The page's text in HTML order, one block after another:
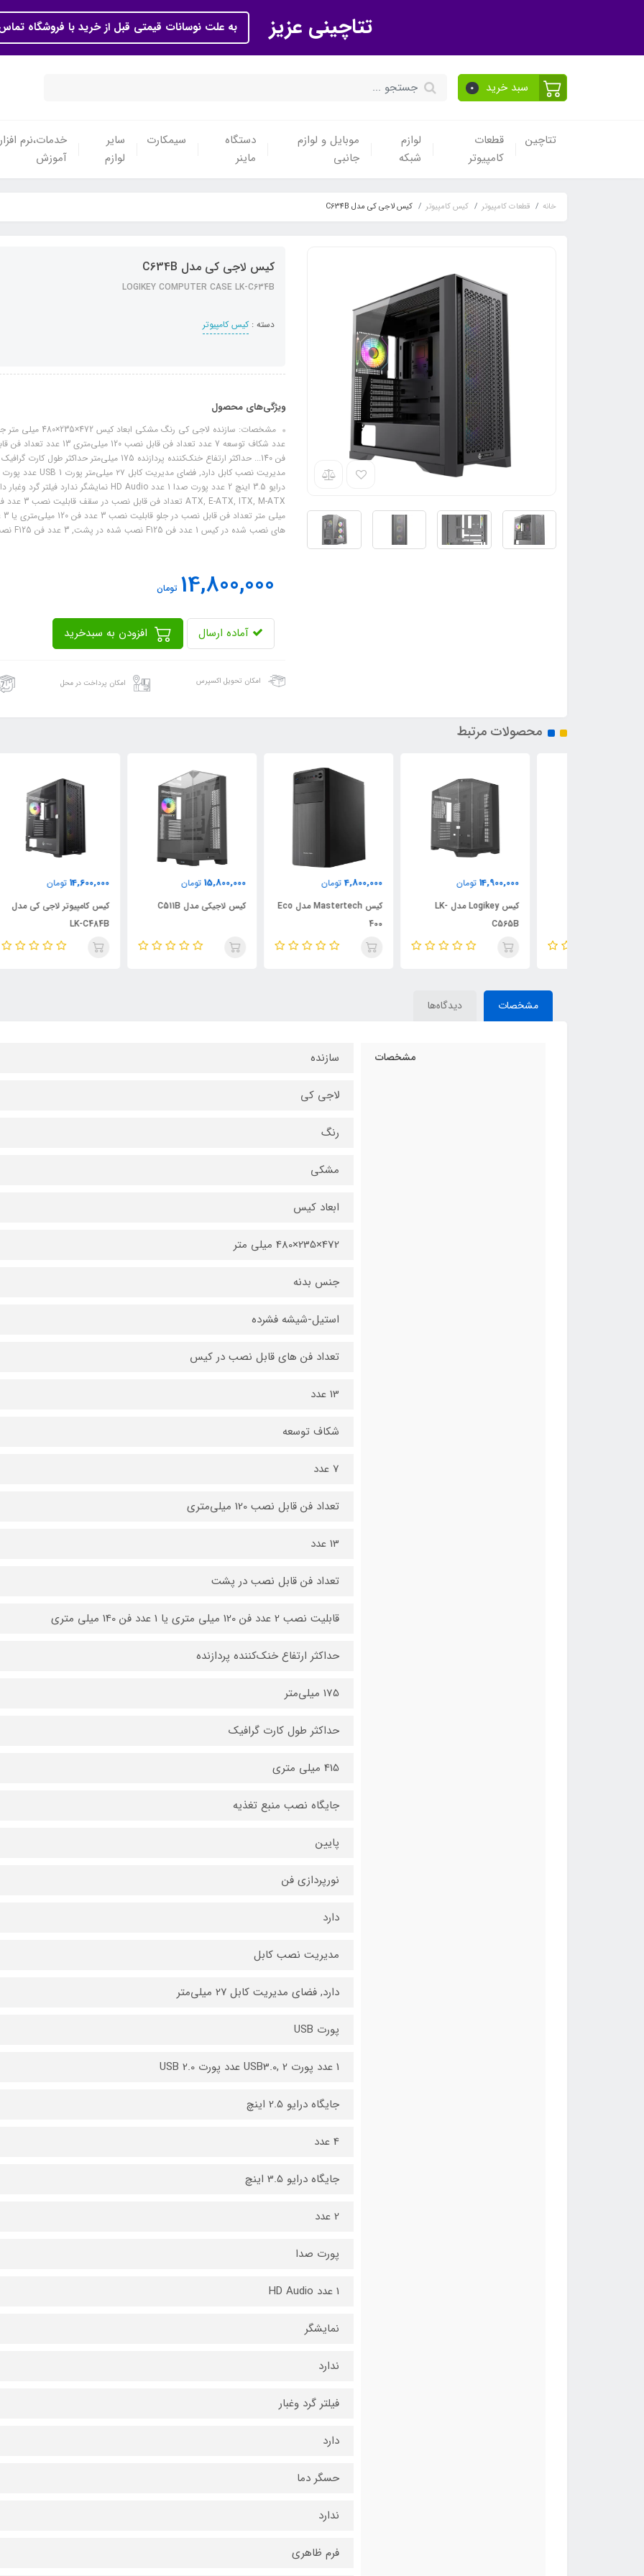
تتاچینی عزیز به علت نوسانات قیمتی قبل از خرید با فروشگاه
سبد خرید 0
تتاچین
قطعات
کامپیوتر
لوازم
شبکه
موبایل و لوازم
جانبی
دستگاه
ماینر
سیمکارت
سایر
لوازم
خدمات،نرم
آموزش
خانه قطعات کامپیوتر کیس کامپیوتر کیس لاجی کی مدل C634B
کیس لاجی کی مدل C634B
LOGIKEY COMPUTER CASE LK-C634B
دسته :کیس کامپیوتر
ویژگی‌های محصول
های نصب شده در کیس 1 عدد فن F125 نصب شده در پشت, 3 عدد فن F125 نصب شد...
14,800,000 تومان
آماده ارسال
امکان تحویل اکسپرس امکان پرداخت در محل
محصولات مرتبط
14,900,000 تومان
کیس Logikey مدل LK-
4,800,000 تومان
کیس Mastertech مدل Eco
15,800,000 تومان
کیس لاجیکی مدل C511B
14,600,000 تومان
کیس کامپیوتر لاجی کی مدل
LK-C484B
مشخصات دیدگاه‌ها
مشخصات سازنده
لاجی کی
رنگ
مشکی
ابعاد کیس
472×235×480 میلی متر
جنس بدنه
استیل-شیشه فشرده
تعداد فن های قابل نصب در کیس
13 عدد
شکاف توسعه
7 عدد
تعداد فن قابل نصب 120 میلی‌متری
13 عدد
تعداد فن قابل نصب در پشت
قابلیت نصب 2 عدد فن 120 میلی متری یا 1 عدد فن 140 میلی متری
حداکثر ارتفاع خنک‌کننده پردازنده
175 میلی‌متر
حداکثر طول کارت گرافیک
415 میلی متری
جایگاه نصب منبع تغذیه
پایین
نورپردازی فن
دارد
مدیریت نصب کابل
دارد, فضای مدیریت کابل ۲۷ میلی‌متر
پورت USB
1 عدد پورت USB3.0, 2 عدد پورت USB 2.0
جایگاه درایو 2.5 اینچ
4 عدد
جایگاه درایو 3.5 اینچ
2 عدد
پورت صدا
1 عدد HD Audio
نمایشگر
ندارد
فیلتر گرد وغبار
دارد
حسگر دما
ندارد
فرم ظاهری